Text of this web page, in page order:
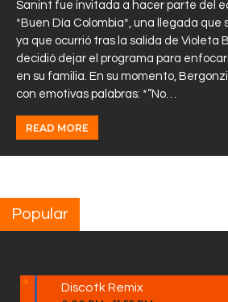
Sanint fue invitada a hacer parte del
*Buen Día Colombia*, una llegada que
ya que ocurrió tras la salida de Violeta
decidió dejar el programa para
en su familia. En su momento,
con emotivas palabras: *”No…
READ MORE
Popular
Discotk Remix